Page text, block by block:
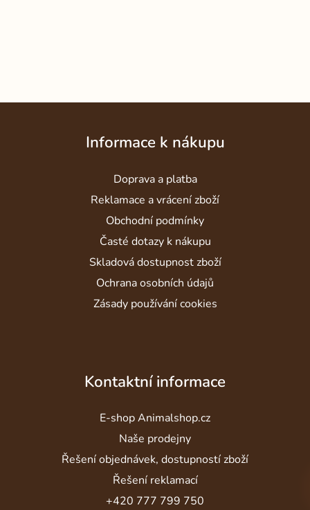
Informace k nákupu
Doprava a platba
Reklamace a vrácení zboží
Obchodní podmínky
Časté dotazy k nákupu
Skladová dostupnost zboží
Ochrana osobních údajů
Zásady používání cookies
Kontaktní informace
E-shop Animalshop.cz
Naše prodejny
Řešení objednávek, dostupností zboží
Řešení reklamací
+420 777 799 750